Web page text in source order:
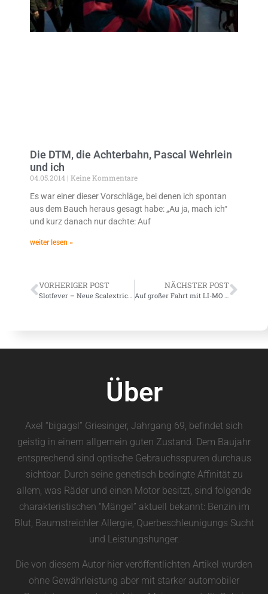
Die DTM, die Achterbahn, Pascal Wehrlein
und ich
04.05.2014 Keine Kommentare
Es war einer dieser Vorschläge, bei denen ich spontan
aus dem Bauch heraus gesagt habe: „Au ja, mach ich“
und kurz danach nur dachte: Auf
weiter lesen »
VORHERIGER POST
Slotfever – Neue Scalextric MINIs für 2009
NÄCHSTER POST
Auf großer Fahrt mit LI-MO 730 (III)
Über
Axel “bigagsl” Griesinger, Jahrgang 69, befindet sich
geistig in einem allgemein guten Zustand. Dem Baujahr
entsprechend sind optische Gebrauchsspuren durchaus
sichtbar. Durch seine genetisch bedingte Affinität zu
allem, was Räder und einen Motor besitzt, sind folgende
charakteristischen “Mängel” aktuell bekannt: Benzin im
Blut, Baumstreichler Allergie, Querbeschleunigungs Sucht
und Leistungshunger.
Die von diesem Autor hier veröffentlichten Artikel wurden
ohne Gewährleistung aber mit starker automobiler